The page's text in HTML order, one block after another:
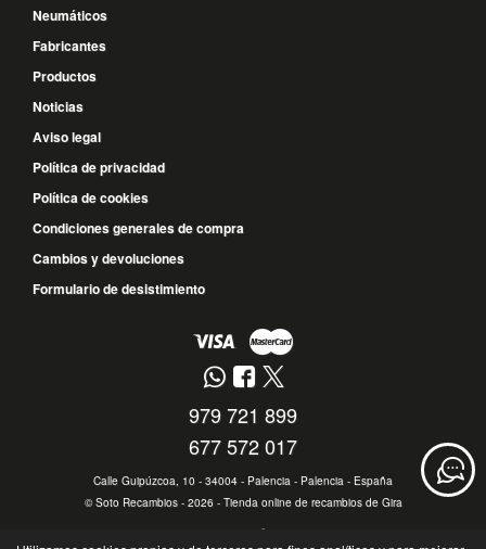
Neumáticos
Fabricantes
Productos
Noticias
Aviso legal
Política de privacidad
Política de cookies
Condiciones generales de compra
Cambios y devoluciones
Formulario de desistimiento
979 721 899
677 572 017
Calle Guipúzcoa, 10 - 34004 - Palencia - Palencia - España
©Soto Recambios- 2026 - Tienda online de recambios de Gira